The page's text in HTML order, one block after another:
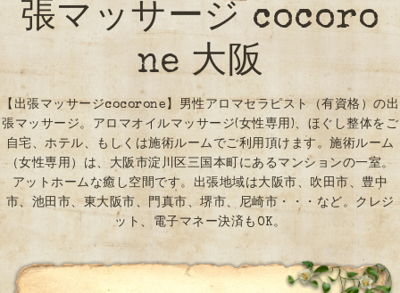
張マッサージ cocoro
ne 大阪
【出張マッサージcocorone】男性アロマセラピスト（有資格）の出
張マッサージ。アロマオイルマッサージ(女性専用)、ほぐし整体をご
自宅、ホテル、もしくは施術ルームでご利用頂けます。施術ルーム
（女性専用）は、大阪市淀川区三国本町にあるマンションの一室。
アットホームな癒し空間です。出張地域は大阪市、吹田市、豊中
市、池田市、東大阪市、門真市、堺市、尼崎市・・・など。クレジ
ット、電子マネー決済もOK。